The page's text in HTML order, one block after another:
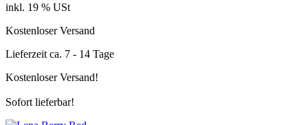
inkl. 19 % USt
Kostenloser Versand
Lieferzeit ca. 7 - 14 Tage
Kostenloser Versand!
Sofort lieferbar!